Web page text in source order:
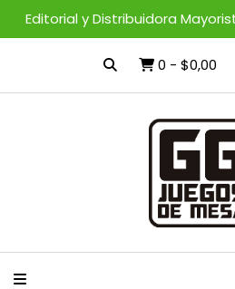
Editorial y Distribuidora
0 - $0,00